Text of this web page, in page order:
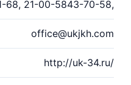
68, 21-00-5843-70-58,
office@ukjkh.com
http://uk-34.ru/